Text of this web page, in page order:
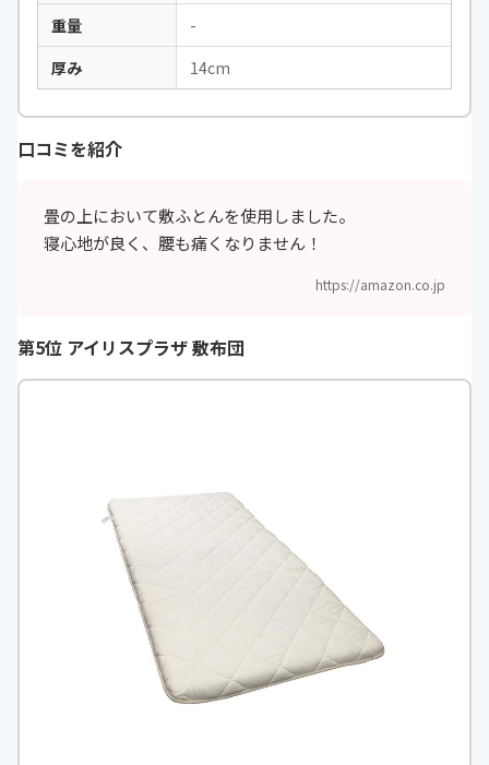
重量
-
厚み
14cm
口コミを紹介
畳の上において敷ふとんを使用しました。
寝心地が良く、腰も痛くなりません！
https://amazon.co.jp
第5位 アイリスプラザ 敷布団